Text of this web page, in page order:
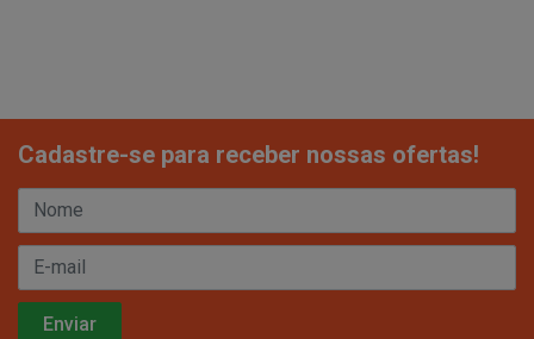
Cadastre-se para receber nossas ofertas!